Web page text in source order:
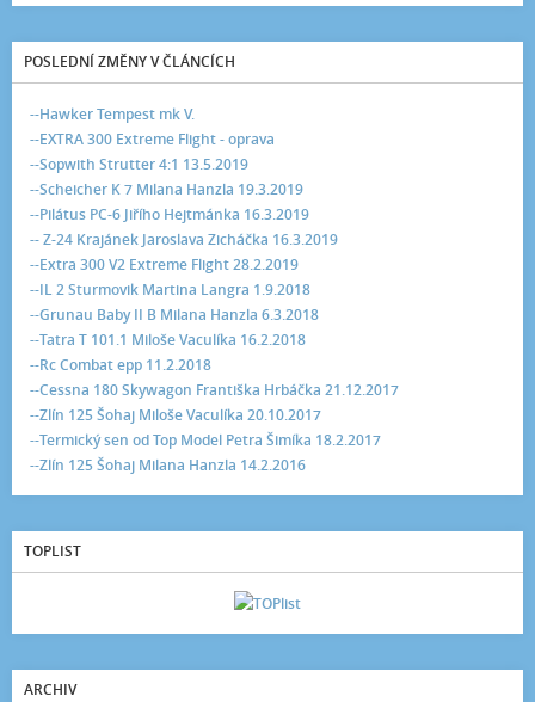
POSLEDNÍ ZMĚNY V ČLÁNCÍCH
--Hawker Tempest mk V.
--EXTRA 300 Extreme Flight - oprava
--Sopwith Strutter 4:1 13.5.2019
--Scheicher K 7 Milana Hanzla 19.3.2019
--Pilátus PC-6 Jiřího Hejtmánka 16.3.2019
-- Z-24 Krajánek Jaroslava Zicháčka 16.3.2019
--Extra 300 V2 Extreme Flight 28.2.2019
--IL 2 Sturmovik Martina Langra 1.9.2018
--Grunau Baby II B Milana Hanzla 6.3.2018
--Tatra T 101.1 Miloše Vaculíka 16.2.2018
--Rc Combat epp 11.2.2018
--Cessna 180 Skywagon Františka Hrbáčka 21.12.2017
--Zlín 125 Šohaj Miloše Vaculíka 20.10.2017
--Termický sen od Top Model Petra Šimíka 18.2.2017
--Zlín 125 Šohaj Milana Hanzla 14.2.2016
TOPLIST
ARCHIV